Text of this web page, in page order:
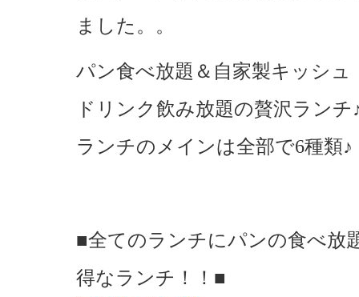
ました。。
パン食べ放題＆自家製キッシ
ドリンク飲み放題の贅沢ランチ
ランチのメインは全部で6種類♪
■全てのランチにパンの食べ放
得なランチ！！■